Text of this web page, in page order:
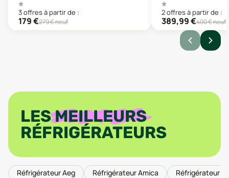
3offresà partir de :
179€279€ neuf
2offresà partir de :
389,99€400€ neuf
LESMEILLEURS
RÉFRIGÉRATEURS
Réfrigérateur Aeg Réfrigérateur Amica Réfrigérateur